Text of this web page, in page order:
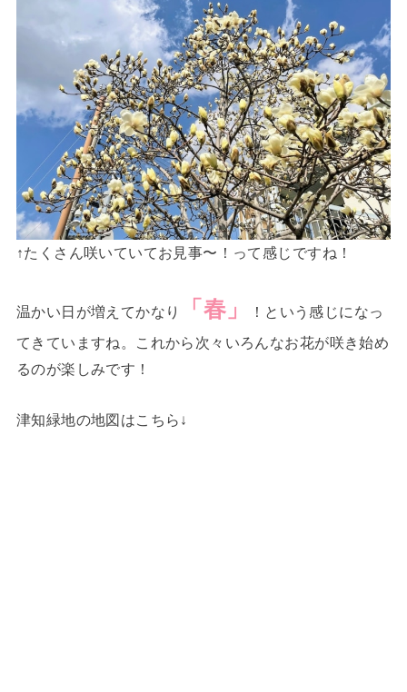
↑たくさん咲いていてお見事〜！って感じですね！
温かい日が増えてかなり 「春」
！という感じになっ
てきていますね。これから次々いろんなお花が咲き始め
るのが楽しみです！
津知緑地の地図はこちら↓